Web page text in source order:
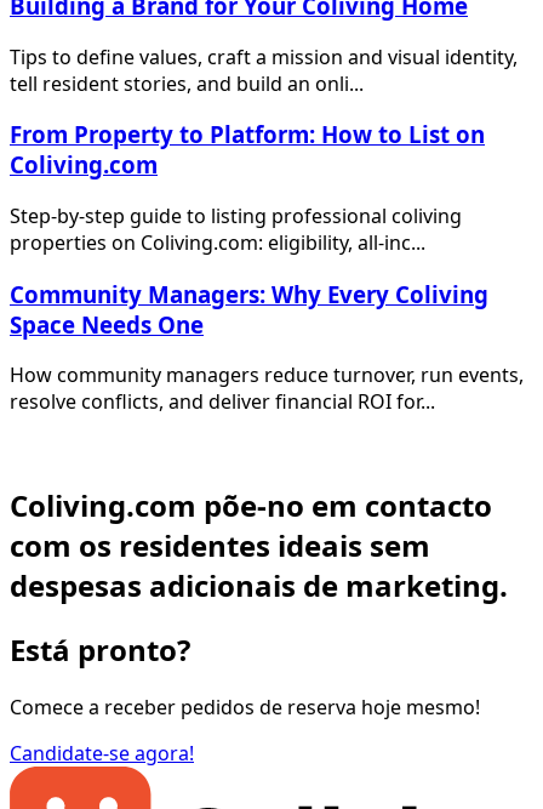
Tips to define values, craft a mission and visual identity,
tell resident stories, and build an onli...
From Property to Platform: How to List on
Coliving.com
Step-by-step guide to listing professional coliving
properties on Coliving.com: eligibility, all-inc...
Community Managers: Why Every Coliving
Space Needs One
How community managers reduce turnover, run events,
resolve conflicts, and deliver financial ROI for...
Coliving.com põe-no em contacto
com os residentes ideais sem
despesas adicionais de marketing.
Está pronto?
Comece a receber pedidos de reserva hoje mesmo!
Candidate-se agora!